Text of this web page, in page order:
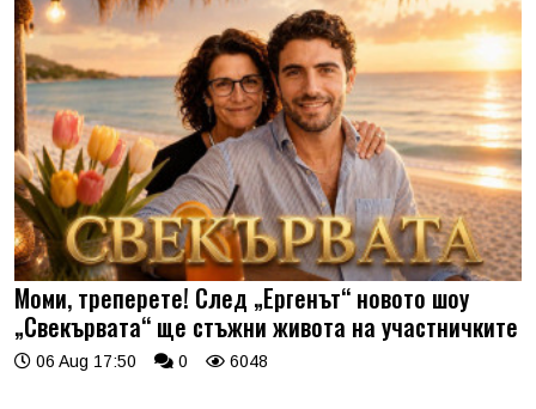
Моми, треперете! След „Ергенът“ новото шоу
„Свекървата“ ще стъжни живота на участничките
06 Aug 17:50 0 6048